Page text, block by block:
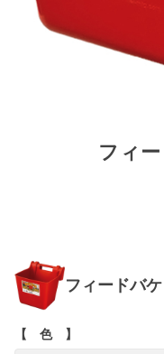
フィ
フィードバ
【 色 】